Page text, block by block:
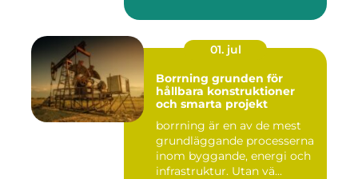
01. jul
Borrning grunden för
hållbara konstruktioner
och smarta projekt
borrning är en av de mest
grundläggande processerna
inom byggande, energi och
infrastruktur. Utan vä...